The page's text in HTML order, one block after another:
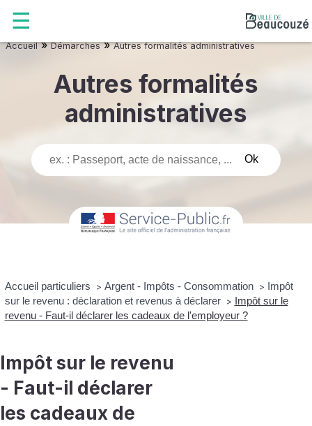
Accueil»Démarches»Autres formalités administratives
Autres formalités
administratives
Accueil particuliers > Argent - Impôts - Consommation > Impôt
sur le revenu : déclaration et revenus à déclarer > Impôt sur le
revenu - Faut-il déclarer les cadeaux de l'employeur ?
Impôt sur le revenu
- Faut-il déclarer
les cadeaux de